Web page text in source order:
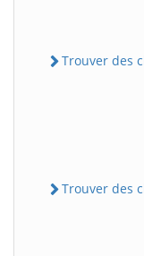
Trouver des
Trouver des